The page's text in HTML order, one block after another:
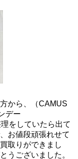
から、（CAMUS
デー
をしていたら出て
お値段頑張れせて
取りができまし
うございました。